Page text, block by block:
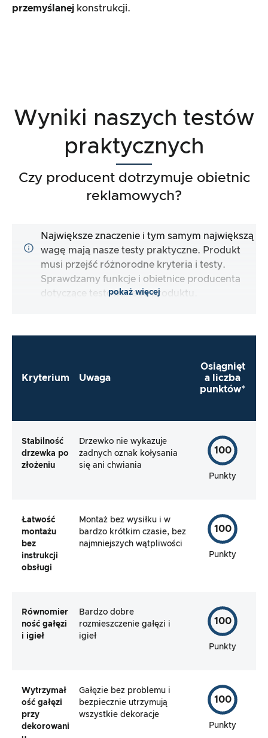
przemyślanej konstrukcji.
Wyniki naszych testów
praktycznych
Czy producent dotrzymuje obietnic
reklamowych?
Największe znaczenie i tym samym największą
wagę mają nasze testy praktyczne. Produkt
musi przejść różnorodne kryteria i testy.
Sprawdzamy funkcje i obietnice producenta
dotyczące testowanego produktu.
pokaż więcej
Kryterium Uwaga
Osiągnięt
a liczba
punktów*
Stabilność
drzewka po
złożeniu
Drzewko nie wykazuje
żadnych oznak kołysania
się ani chwiania
100
Punkty
Łatwość
montażu
bez
instrukcji
obsługi
Montaż bez wysiłku i w
bardzo krótkim czasie, bez
najmniejszych wątpliwości
100
Punkty
Równomier
ność gałęzi
i igieł
Bardzo dobre
rozmieszczenie gałęzi i
igieł
100
Punkty
Wytrzymał
ość gałęzi
przy
dekorowani
Gałęzie bez problemu i
bezpiecznie utrzymują
wszystkie dekoracje
100
Punkty